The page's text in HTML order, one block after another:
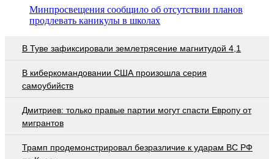
Минпросвещения сообщило об отсутствии планов
продлевать каникулы в школах
В Туве зафиксировали землетрясение магнитудой 4,1
В киберкомандовании США произошла серия
самоубийств
Дмитриев: только правые партии могут спасти Европу от
мигрантов
Трамп продемонстрировал безразличие к ударам ВС РФ